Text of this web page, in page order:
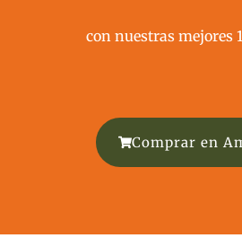
con nuestras mejores
Comprar en